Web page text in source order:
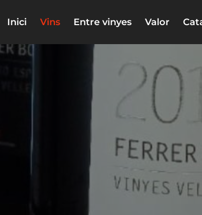
Inici Vins Entre vinyes Valor